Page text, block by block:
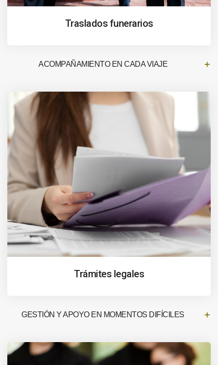
Traslados funerarios
ACOMPAÑAMIENTO EN CADA VIAJE
Trámites legales
GESTIÓN Y APOYO EN MOMENTOS DIFÍCILES